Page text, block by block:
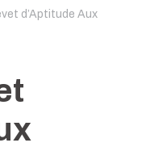
d’Aptitude Aux